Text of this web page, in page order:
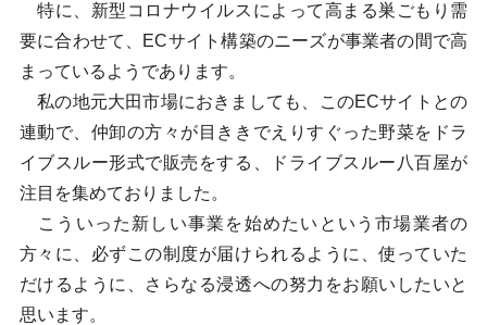
特に、新型コロナウイルスによって高まる巣ごもり需
要に合わせて、ECサイト構築のニーズが事業者の間で高
まっているようであります。
私の地元大田市場におきましても、このECサイトとの
連動で、仲卸の方々が目ききでえりすぐった野菜をドラ
イブスルー形式で販売をする、ドライブスルー八百屋が
注目を集めておりました。
こういった新しい事業を始めたいという市場業者の
方々に、必ずこの制度が届けられるように、使っていた
だけるように、さらなる浸透への努力をお願いしたいと
思います。